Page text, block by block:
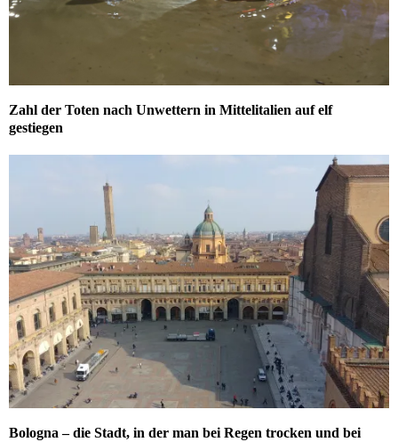
Zahl der Toten nach Unwettern in Mittelitalien auf elf
gestiegen
Bologna – die Stadt, in der man bei Regen trocken und bei